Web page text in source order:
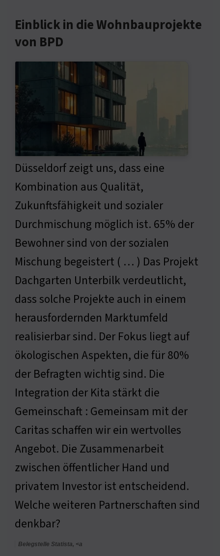
Einblick in die Wohnbauprojekte
von BPD
Düsseldorf zeigt uns, dass eine
Kombination aus Qualität,
Zukunftsfähigkeit und sozialer
Durchmischung möglich ist. 65% der
Bewohner sind von der sozialen
Mischung begeistert ( … ) Das Projekt
Dachgarten Unterbilk verdeutlicht,
dass solche Projekte auch in einem
herausfordernden Marktumfeld
realisierbar sind. Der Fokus liegt auf
ökologischen Aspekten, die für 80%
der Befragten wichtig sind. Die
Integration der Kita stärkt die
Gemeinschaft : Gemeinsam mit der
Caritas schaffen wir ein wertvolles
Angebot. Die Zusammenarbeit
zwischen öffentlicher Hand und
privatem Investor ist entscheidend.
Welche weiteren Partnerschaften sind
denkbar?
Belegstelle Statista, <a